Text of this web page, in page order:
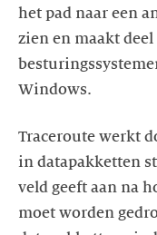
het pad naar een
zien en maakt
Windows.
Traceroute werkt
in datapakketten
veld geeft aan na
moet worden